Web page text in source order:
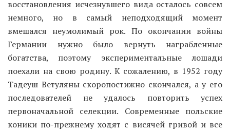
восстановления исчезнувшего вида осталось совсем
немного, но в самый неподходящий момент
вмешался неумолимый рок. По окончании войны
Германии нужно было вернуть награбленные
богатства, поэтому экспериментальные лошади
поехали на свою родину. К сожалению, в 1952 году
Тадеуш Ветуляны скоропостижно скончался, а у его
последователей не удалось повторить успех
первоначальной селекции. Современные польские
коники по-прежнему ходят с висячей гривой и все